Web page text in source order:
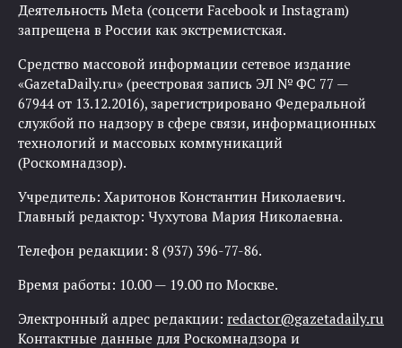
Деятельность Meta (соцсети Facebook и Instagram)
запрещена в России как экстремистская.
Средство массовой информации сетевое издание
«GazetaDaily.ru» (реестровая запись ЭЛ № ФС 77 —
67944 от 13.12.2016), зарегистрировано Федеральной
службой по надзору в сфере связи, информационных
технологий и массовых коммуникаций
(Роскомнадзор).
Учредитель: Харитонов Константин Николаевич.
Главный редактор: Чухутова Мария Николаевна.
Телефон редакции: 8 (937) 396-77-86.
Время работы: 10.00 — 19.00 по Москве.
Электронный адрес редакции: redactor@gazetadaily.ru
Контактные данные для Роскомнадзора и